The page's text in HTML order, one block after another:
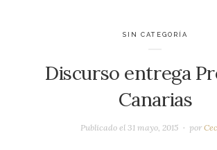
SIN CATEGORÍA
Discurso entrega
Canarias
Publicado el 31 mayo, 2015 por